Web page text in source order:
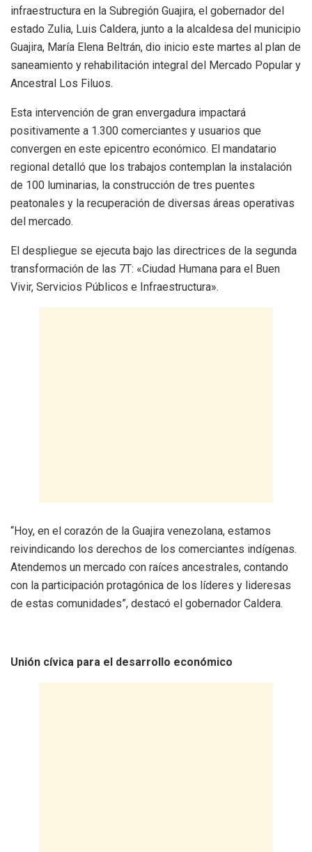
infraestructura en la Subregión Guajira, el gobernador del
estado Zulia, Luis Caldera, junto a la alcaldesa del municipio
Guajira, María Elena Beltrán, dio inicio este martes al plan de
saneamiento y rehabilitación integral del Mercado Popular y
Ancestral Los Filuos.
​Esta intervención de gran envergadura impactará
positivamente a 1.300 comerciantes y usuarios que
convergen en este epicentro económico. El mandatario
regional detalló que los trabajos contemplan la instalación
de 100 luminarias, la construcción de tres puentes
peatonales y la recuperación de diversas áreas operativas
del mercado.
​El despliegue se ejecuta bajo las directrices de la segunda
transformación de las 7T: «Ciudad Humana para el Buen
Vivir, Servicios Públicos e Infraestructura».
​“Hoy, en el corazón de la Guajira venezolana, estamos
reivindicando los derechos de los comerciantes indígenas.
Atendemos un mercado con raíces ancestrales, contando
con la participación protagónica de los líderes y lideresas
de estas comunidades”, destacó el gobernador Caldera.
​Unión cívica para el desarrollo económico